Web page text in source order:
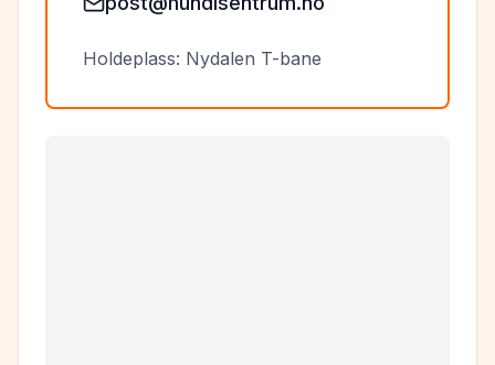
Holdeplass: Nydalen T-bane